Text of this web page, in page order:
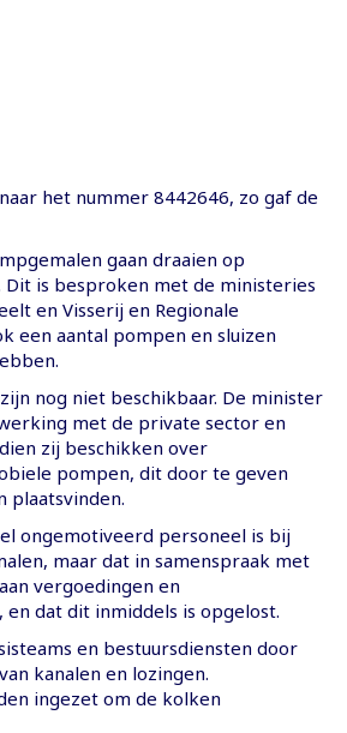
het nummer 8442646, zo gaf de
gaan draaien op
Dit is besproken met de ministeries
en Visserij en Regionale
een aantal pompen en sluizen
nog niet beschikbaar. De minister
met de private sector en
zij beschikken over
pompen, dit door te geven
plaatsvinden.
ongemotiveerd personeel is bij
maar dat in samenspraak met
vergoedingen en
dat dit inmiddels is opgelost.
en bestuursdiensten door
kanalen en lozingen.
ingezet om de kolken